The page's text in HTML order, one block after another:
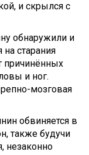
и скрылся с
обнаружили и
старания
причинённых
и ног.
мозговая
обвиняется в
также будучи
незаконно